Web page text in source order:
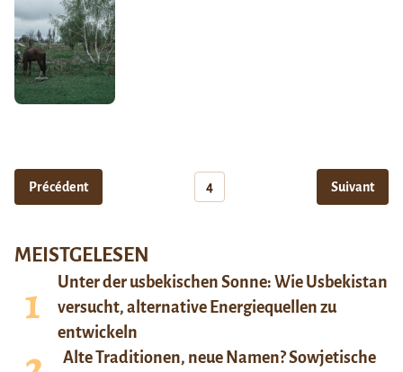
Précédent 4 Suivant
MEISTGELESEN
Unter der usbekischen Sonne: Wie Usbekistan
versucht, alternative Energiequellen zu
entwickeln
Alte Traditionen, neue Namen? Sowjetische